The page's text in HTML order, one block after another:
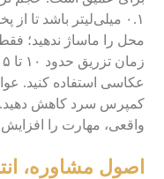
۰.۱ میلی‌لیتر باشد
محل را ماساژ ندهید؛
عکاسی استفاده کنید.
کمپرس سرد کاهش دهید.
واقعی، مهارت را
اصول مشاوره،